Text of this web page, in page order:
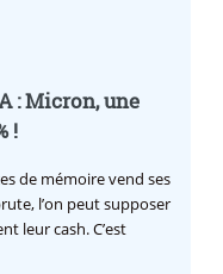
: Micron, une
!
de mémoire vend ses
l’on peut supposer
leur cash. C’est